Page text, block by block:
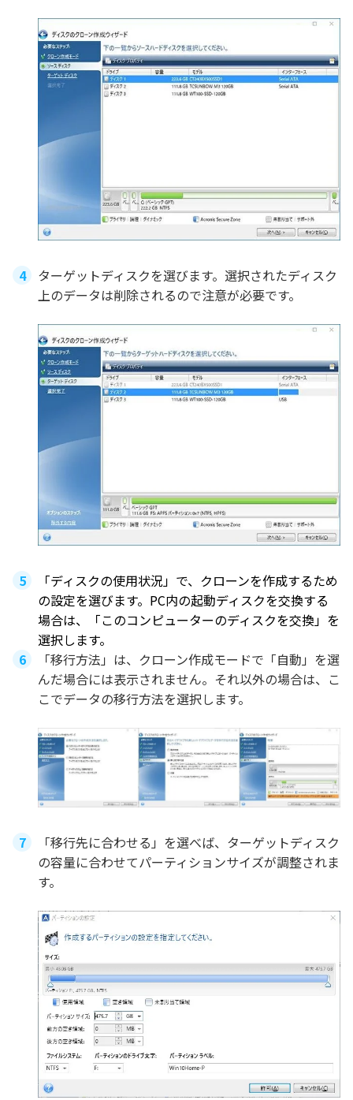
ターゲットディスクを選びます。選択されたディスク
上のデータは削除されるので注意が必要です。
「ディスクの使用状況」で、クローンを作成するため
の設定を選びます。PC内の起動ディスクを交換する
場合は、「このコンピューターのディスクを交換」を
選択します。
「移行方法」は、クローン作成モードで「自動」を選
んだ場合には表示されません。それ以外の場合は、こ
こでデータの移行方法を選択します。
「移行先に合わせる」を選べば、ターゲットディスク
の容量に合わせてパーティションサイズが調整されま
す。